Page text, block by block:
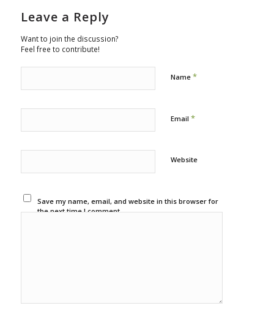
Leave a Reply
Want to join the discussion?
Feel free to contribute!
Name *
Email *
Website
Save my name, email, and website in this browser for
the next time I comment.